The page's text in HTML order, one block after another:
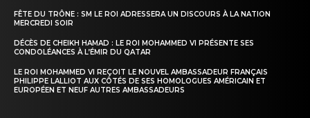
FÊTE DU TRÔNE : SM LE ROI ADRESSERA UN DISCOURS À LA NATION
MERCREDI SOIR
DÉCÈS DE CHEIKH HAMAD : LE ROI MOHAMMED VI PRÉSENTE SES
CONDOLÉANCES À L’ÉMIR DU QATAR
LE ROI MOHAMMED VI REÇOIT LE NOUVEL AMBASSADEUR FRANÇAIS
PHILIPPE LALLIOT AUX CÔTÉS DE SES HOMOLOGUES AMÉRICAIN ET
EUROPÉEN ET NEUF AUTRES AMBASSADEURS